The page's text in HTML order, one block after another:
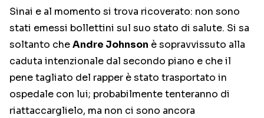
Sinai e al momento si trova ricoverato: non sono
stati emessi bollettini sul suo stato di salute. Si sa
soltanto cheAndre Johnson è sopravvissuto alla
caduta intenzionale dal secondo piano e che il
pene tagliato del rapper è stato trasportato in
ospedale con lui; probabilmente tenteranno di
riattaccarglielo, ma non ci sono ancora